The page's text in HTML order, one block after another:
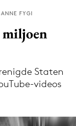
Adformatie
FYGI
Staten
videos